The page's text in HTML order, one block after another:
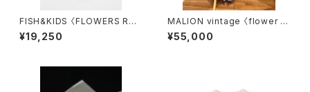
FISH&KIDS 〈FLOWERS RO
MANTIC DRESS〉
¥19,250
MALION vintage 〈flower ra
yon pants〉 blue
¥55,000